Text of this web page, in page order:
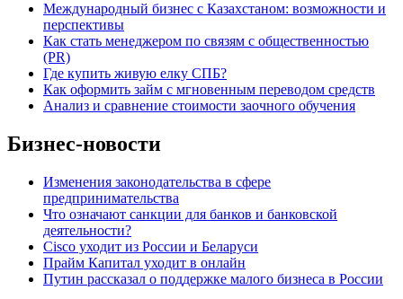
Международный бизнес с Казахстаном: возможности и
перспективы
Как стать менеджером по связям с общественностью
(PR)
Где купить живую елку СПБ?
Как оформить займ с мгновенным переводом средств
Анализ и сравнение стоимости заочного обучения
Бизнес-новости
Изменения законодательства в сфере
предпринимательства
Что означают санкции для банков и банковской
деятельности?
Cisco уходит из России и Беларуси
Прайм Капитал уходит в онлайн
Путин рассказал о поддержке малого бизнеса в России